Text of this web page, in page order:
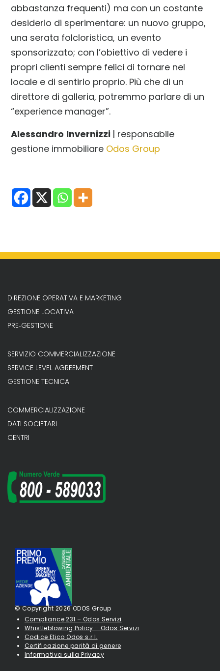
abbastanza frequenti) ma con un costante
desiderio di sperimentare: un nuovo gruppo,
una serata folcloristica, un evento
sponsorizzato; con l’obiettivo di vedere i
propri clienti sempre felici di tornare nel
locale e di sentirlo proprio. Più che di un
direttore di galleria, potremmo parlare di un
“experience manager”.
Alessandro Invernizzi | responsabile
gestione immobiliare Odos Group
DIREZIONE OPERATIVA E MARKETING
GESTIONE LOCATIVA
PRE‐GESTIONE
SERVIZIO COMMERCIALIZZAZIONE
SERVICE LEVEL AGREEMENT
GESTIONE TECNICA
COMMERCIALIZZAZIONE
DATI SOCIETARI
CENTRI
© Copyright 2026 ODOS Group
Compliance 231 – Odos Servizi
Whistleblowing Policy – Odos Servizi
Codice Etico Odos s.r.l.
Certificazione parità di genere
Informativa sulla Privacy